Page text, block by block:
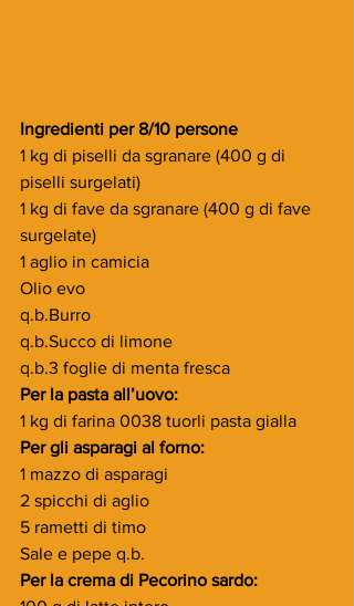
Ingredienti per 8/10 persone
1 kg di piselli da sgranare (400 g di
piselli surgelati)
1 kg di fave da sgranare (400 g di fave
surgelate)
1 aglio in camicia
Olio evo
q.b.Burro
q.b.Succo di limone
q.b.3 foglie di menta fresca
Per la pasta all’uovo:
1 kg di farina 0038 tuorli pasta gialla
Per gli asparagi al forno:
1 mazzo di asparagi
2 spicchi di aglio
5 rametti di timo
Sale e pepe q.b.
Per la crema di Pecorino sardo: